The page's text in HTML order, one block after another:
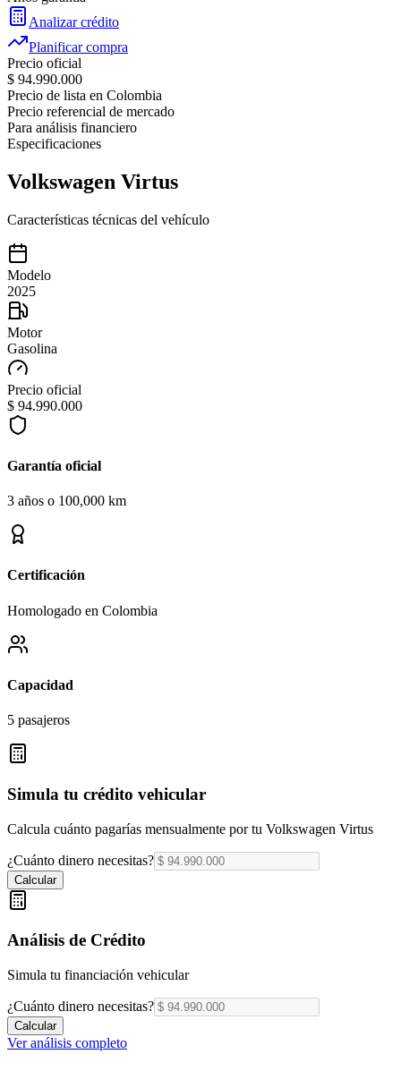
Analizar crédito
Planificar compra
Precio oficial
$ 94.990.000
Precio de lista en Colombia
Precio referencial de mercado
Para análisis financiero
Especificaciones
Volkswagen Virtus
Características técnicas del vehículo
Modelo
2025
Motor
Gasolina
Precio oficial
$ 94.990.000
Garantía oficial
3 años o 100,000 km
Certificación
Homologado en Colombia
Capacidad
5 pasajeros
Simula tu crédito vehicular
Calcula cuánto pagarías mensualmente por tu Volkswagen Virtus
¿Cuánto dinero necesitas?
Calcular
Análisis de Crédito
Simula tu financiación vehicular
¿Cuánto dinero necesitas?
Calcular
Ver análisis completo